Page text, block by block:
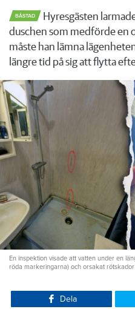
BÅSTAD
Hyresgästen
duschen som medförde en
måste han lämna
längre tid på sig att flytta
En inspektion visade att vatten under en
röda markeringarna) och orsakat rötskador
Dela